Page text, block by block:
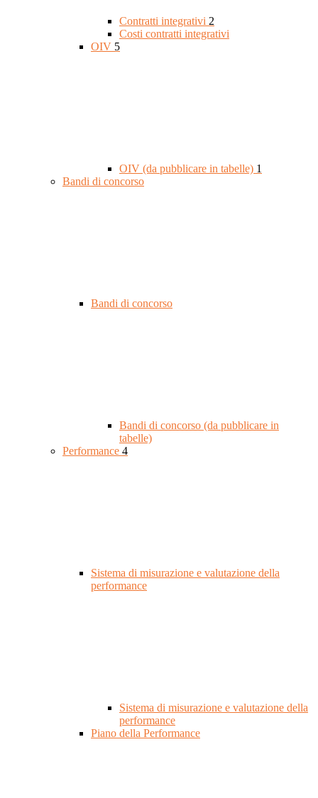
Contratti integrativi 2
Costi contratti integrativi
OIV 5
OIV (da pubblicare in tabelle) 1
Bandi di concorso
Bandi di concorso
Bandi di concorso (da pubblicare in
tabelle)
Performance 4
Sistema di misurazione e valutazione della
performance
Sistema di misurazione e valutazione della
performance
Piano della Performance